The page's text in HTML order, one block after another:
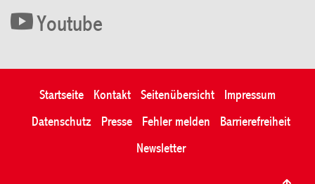
Youtube
Startseite Kontakt Seitenübersicht
Impressum
Datenschutz
Presse Fehler melden
Barrierefreiheit
Newsletter